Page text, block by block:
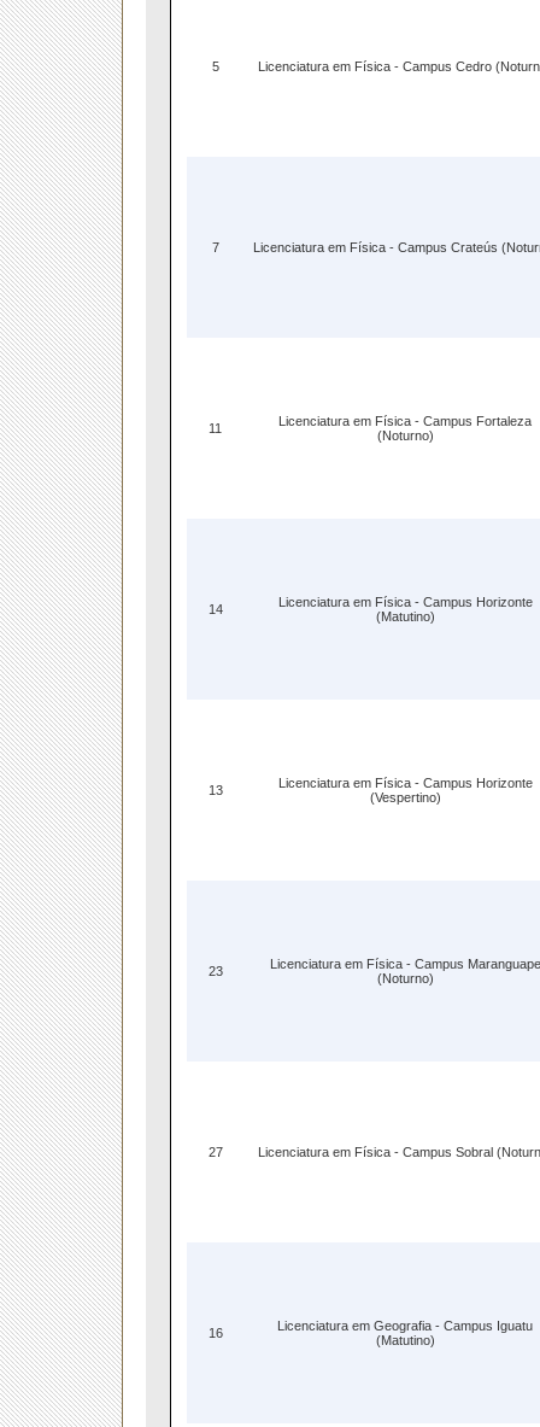
5 Licenciatura em Física - Campus Cedro
7 Licenciatura em Física - Campus Crateús
11
Licenciatura em Física - Campus Fortaleza
(Noturno)
14
Licenciatura em Física - Campus Horizonte
(Matutino)
13
Licenciatura em Física - Campus Horizonte
(Vespertino)
23
Licenciatura em Física - Campus Maranguape
(Noturno)
27 Licenciatura em Física - Campus Sobral
16
Licenciatura em Geografia - Campus Iguatu
(Matutino)